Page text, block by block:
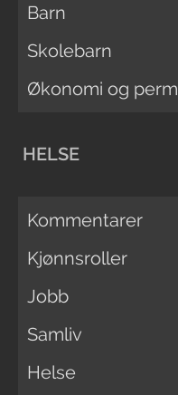
Barn
Skolebarn
Økonomi og
HELSE
Kommentarer
Kjønnsroller
Jobb
Samliv
Helse